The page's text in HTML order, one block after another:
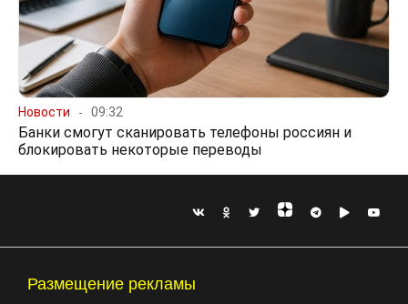
Новости 09:32
Банки смогут сканировать телефоны россиян и
блокировать некоторые переводы
Размещение рекламы